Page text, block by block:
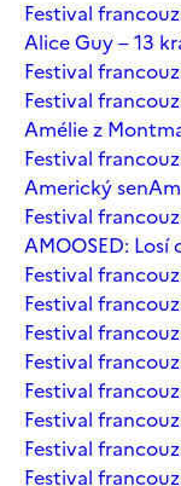
Festival
Alice Guy – 13
Festival
Festival
Amélie z
Festival
Americký sen
Festival
AMOOSED: Losí
Festival
Festival
Festival
Festival
Festival
Festival
Festival
Festival